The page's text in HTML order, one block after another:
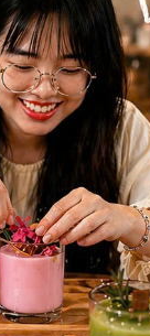
và tỏa mùi khi
ngàn giờ, để
khi thắp sáng.
sử dụng
notes) phức tạp
hoa tươi, thảo
không chứa lõi
khe khẽ như một